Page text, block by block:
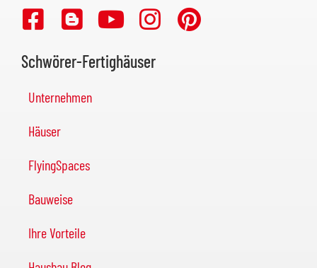
Schwörer-Fertighäuser
Unternehmen
Häuser
FlyingSpaces
Bauweise
Ihre Vorteile